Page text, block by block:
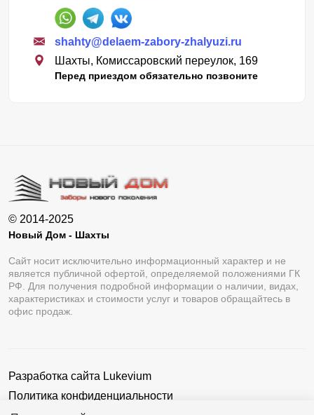
shahty@delaem-zabory-zhalyuzi.ru
Шахты, Комиссаровский переулок, 169
Перед приездом обязательно позвоните
© 2014-2025
Новый Дом - Шахты
Сайт носит исключительно информационный характер и не
является публичной офертой, определяемой положениями ГК
РФ. Для получения подробной информации о наличии, видах,
характеристиках и стоимости услуг и товаров обращайтесь в
офис продаж.
Разработка сайта Lukevium
Политика конфиденциальности
Пользовательское соглашение